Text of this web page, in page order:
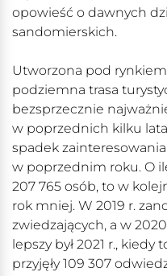
opowieść o dawnych
sandomierskich.
Utworzona pod
podziemna trasa
bezsprzecznie
w poprzednich kilku
spadek
w poprzednim roku. O
207 765 osób, to w
rok mniej. W 2019 r.
zwiedzających, a w
lepszy był 2021 r.,
przyjęły 109 307